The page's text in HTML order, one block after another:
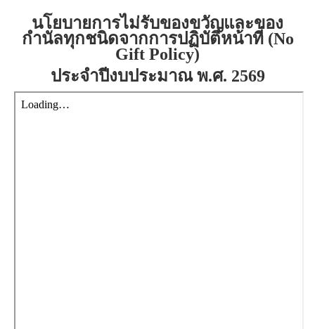
นโยบายการไม่รับของขวัญและของ
กำนัลทุกชนิดจากการปฏิบัติหน้าที่ (No
Gift Policy)
ประจำปีงบประมาณ พ.ศ. 2569